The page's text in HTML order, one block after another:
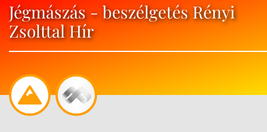
Jégmászás - beszélgetés Rényi
Zsolttal Hír